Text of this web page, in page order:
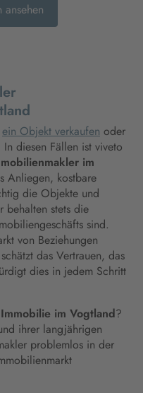
ein Objekt verkaufen oder
In diesen Fällen ist viveto
im
Anliegen, kostbare
die Objekte und
behalten stets die
sind.
von Beziehungen
das Vertrauen, das
dies in jedem Schritt
Immobilie im Vogtland?
ihrer langjährigen
problemlos in der